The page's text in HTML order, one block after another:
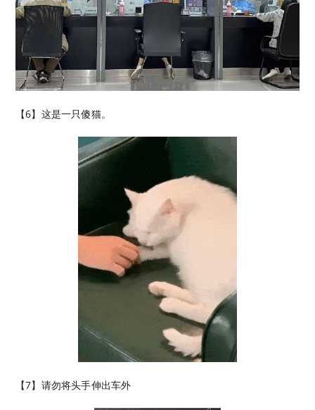
【6】​这是一只傻猫。
【7】请勿将头手伸出车外